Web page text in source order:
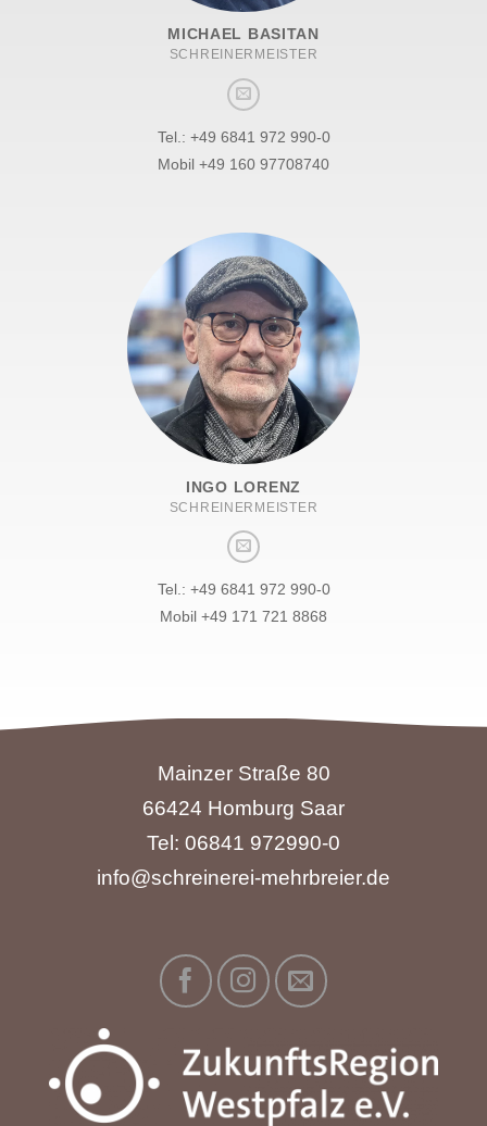
MICHAEL BASITAN
SCHREINERMEISTER
Tel.: +49 6841 972 990-0
Mobil +49 160 97708740
INGO LORENZ
SCHREINERMEISTER
Tel.: +49 6841 972 990-0
Mobil +49 ‭171 721 8868‬
Mainzer Straße 80
66424 Homburg Saar
Tel: 06841 972990-0
info@schreinerei-mehrbreier.de